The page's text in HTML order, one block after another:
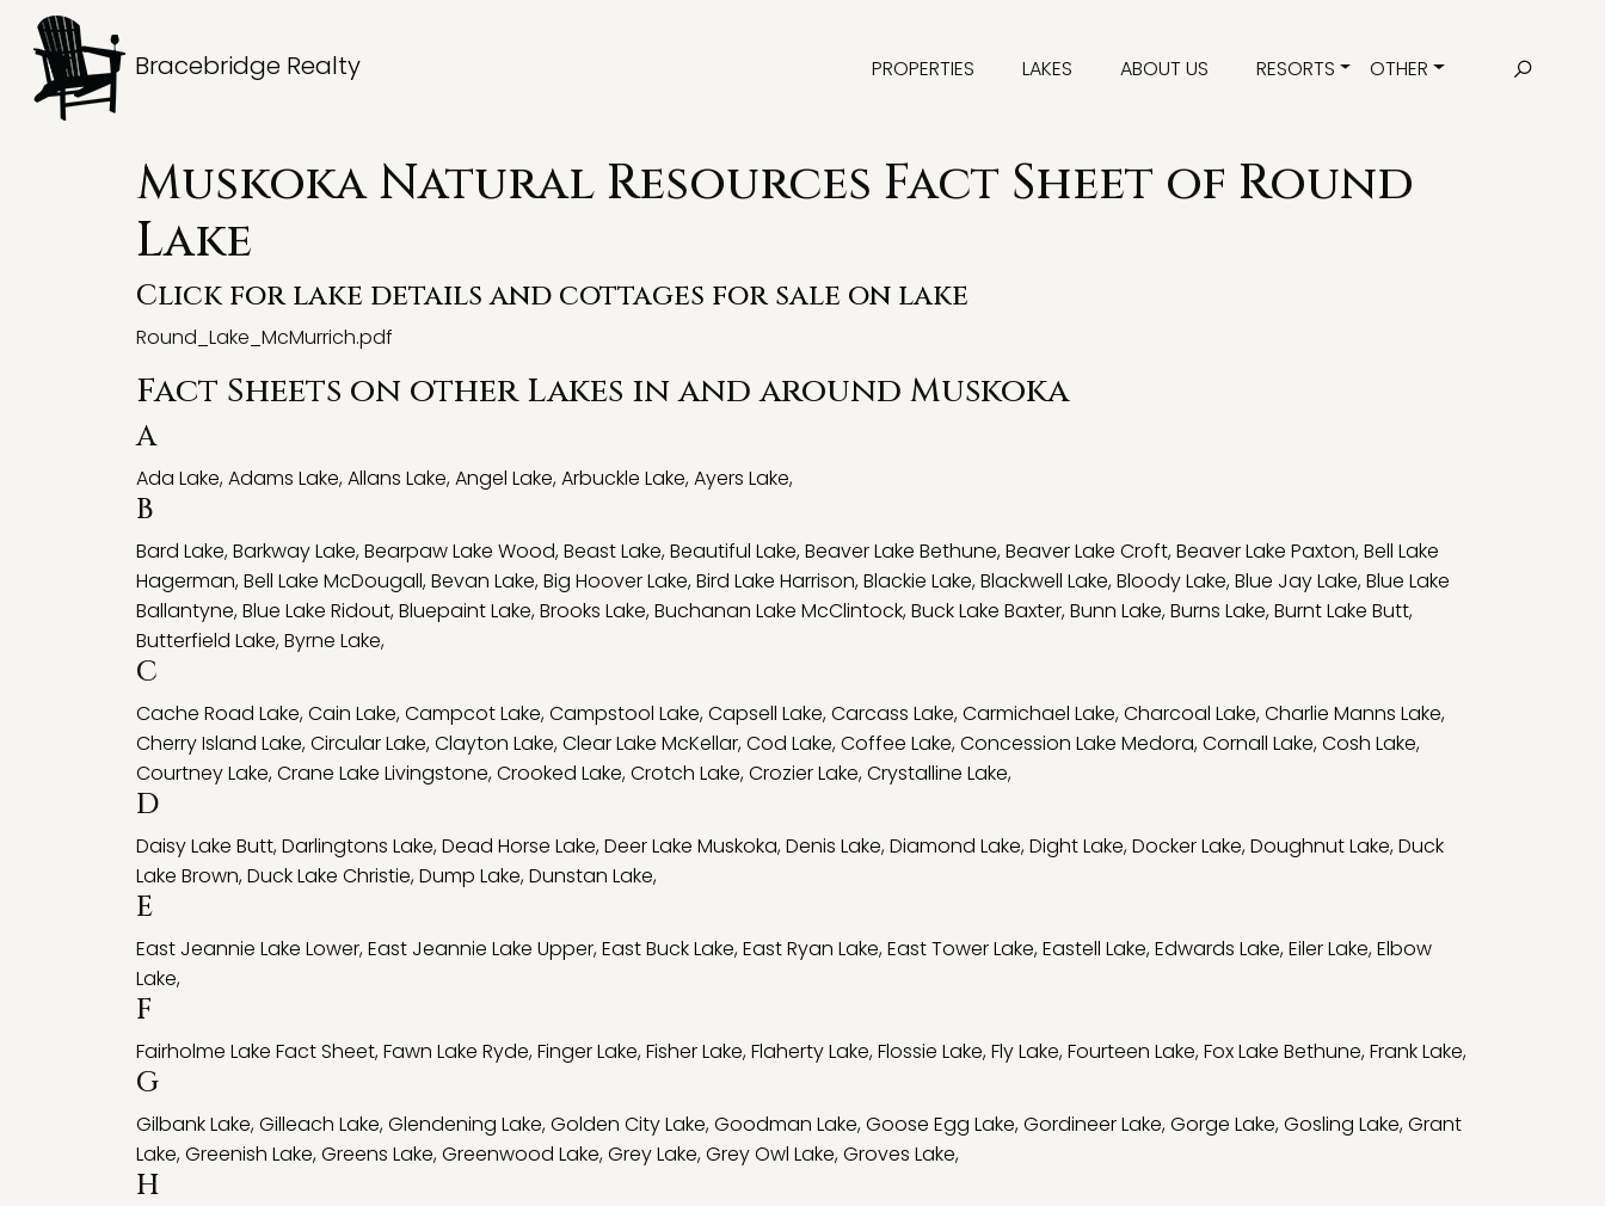
Bracebridge Realty PROPERTIES LAKES ABOUT US RESORTS OTHER
Muskoka Natural Resources Fact Sheet of Round
Lake
Click for lake details and cottages for sale on lake
Round_Lake_McMurrich.pdf
Fact Sheets on other Lakes in and around Muskoka
A
Ada Lake,Adams Lake,Allans Lake,Angel Lake,Arbuckle Lake,Ayers Lake,
B
Bard Lake,Barkway Lake,Bearpaw Lake Wood,Beast Lake,Beautiful Lake,Beaver Lake Bethune,Beaver Lake Croft,Beaver Lake Paxton,Bell Lake
Hagerman,Bell Lake McDougall,Bevan Lake,Big Hoover Lake,Bird Lake Harrison,Blackie Lake,Blackwell Lake,Bloody Lake,Blue Jay Lake,Blue Lake
Ballantyne,Blue Lake Ridout,Bluepaint Lake,Brooks Lake,Buchanan Lake McClintock,Buck Lake Baxter,Bunn Lake,Burns Lake,Burnt Lake Butt,
Butterfield Lake,Byrne Lake,
C
Cache Road Lake,Cain Lake,Campcot Lake,Campstool Lake,Capsell Lake,Carcass Lake,Carmichael Lake,Charcoal Lake,Charlie Manns Lake,
Cherry Island Lake,Circular Lake,Clayton Lake,Clear Lake McKellar,Cod Lake,Coffee Lake,Concession Lake Medora,Cornall Lake,Cosh Lake,
Courtney Lake,Crane Lake Livingstone,Crooked Lake,Crotch Lake,Crozier Lake,Crystalline Lake,
D
Daisy Lake Butt,Darlingtons Lake,Dead Horse Lake,Deer Lake Muskoka,Denis Lake,Diamond Lake,Dight Lake,Docker Lake,Doughnut Lake,Duck
Lake Brown,Duck Lake Christie,Dump Lake,Dunstan Lake,
E
East Jeannie Lake Lower,East Jeannie Lake Upper,East Buck Lake,East Ryan Lake,East Tower Lake,Eastell Lake,Edwards Lake,Eiler Lake,Elbow
Lake,
F
Fairholme Lake Fact Sheet,Fawn Lake Ryde,Finger Lake,Fisher Lake,Flaherty Lake,Flossie Lake,Fly Lake,Fourteen Lake,Fox Lake Bethune,Frank Lake,
G
Gilbank Lake,Gilleach Lake,Glendening Lake,Golden City Lake,Goodman Lake,Goose Egg Lake,Gordineer Lake,Gorge Lake,Gosling Lake,Grant
Lake,Greenish Lake,Greens Lake,Greenwood Lake,Grey Lake,Grey Owl Lake,Groves Lake,
H